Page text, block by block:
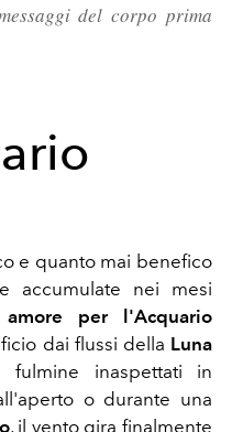
del corpo prima
e quanto mai benefico
accumulate nei mesi
per l'Acquario
dai flussi della Luna
inaspettati in
o durante una
, il vento gira finalmente